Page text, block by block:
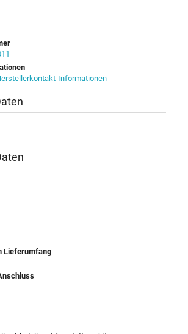
Informationen
Lieferumfang